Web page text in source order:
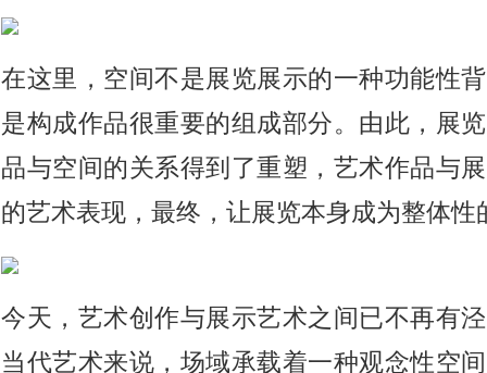
在这里，空间不是展览展示的一种功能性
是构成作品很重要的组成部分。由此，展
品与空间的关系得到了重塑，艺术作品与
的艺术表现，最终，让展览本身成为整体性
今天，艺术创作与展示艺术之间已不再有
当代艺术来说，场域承载着一种观念性空